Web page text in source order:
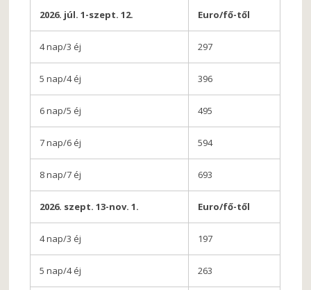
2026. júl. 1-szept. 12. Euro/fő-től
4 nap/3 éj 297
5 nap/4 éj 396
6 nap/5 éj 495
7 nap/6 éj 594
8 nap/7 éj 693
2026. szept. 13-nov. 1. Euro/fő-től
4 nap/3 éj 197
5 nap/4 éj 263